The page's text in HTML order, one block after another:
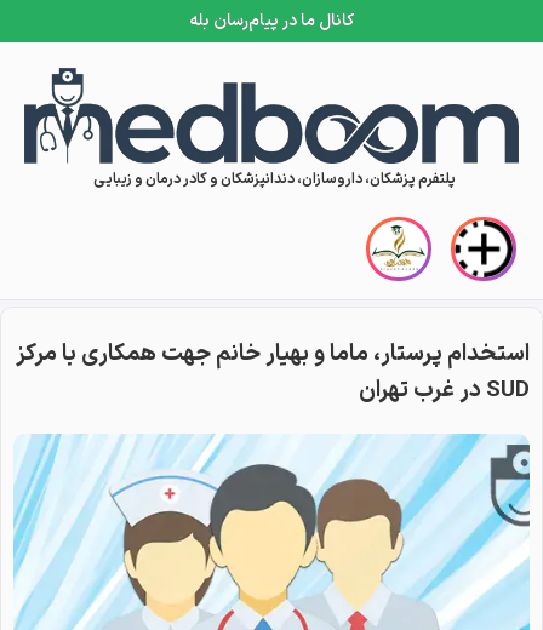
کانال ما در پیام‌رسان بله
Skip to content
پلتفرم پزشکان، داروسازان، دندانپزشکان و کادر درمان و زیبایی
استخدام پرستار، ماما و بهیار خانم جهت همکاری با مرکز
SUD در غرب تهران